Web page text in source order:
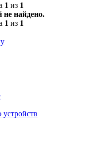
1 из 1
найдено.
1 из 1